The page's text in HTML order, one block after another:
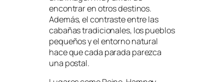
encontrar en otros destinos.
Además, el contraste entre las
cabañas tradicionales, los pueblos
pequeños y el entorno natural
hace que cada parada parezca
una postal.